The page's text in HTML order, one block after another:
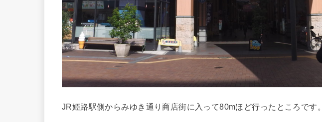
JR姫路駅側からみゆき通り商店街に入って80mほど行ったところです。